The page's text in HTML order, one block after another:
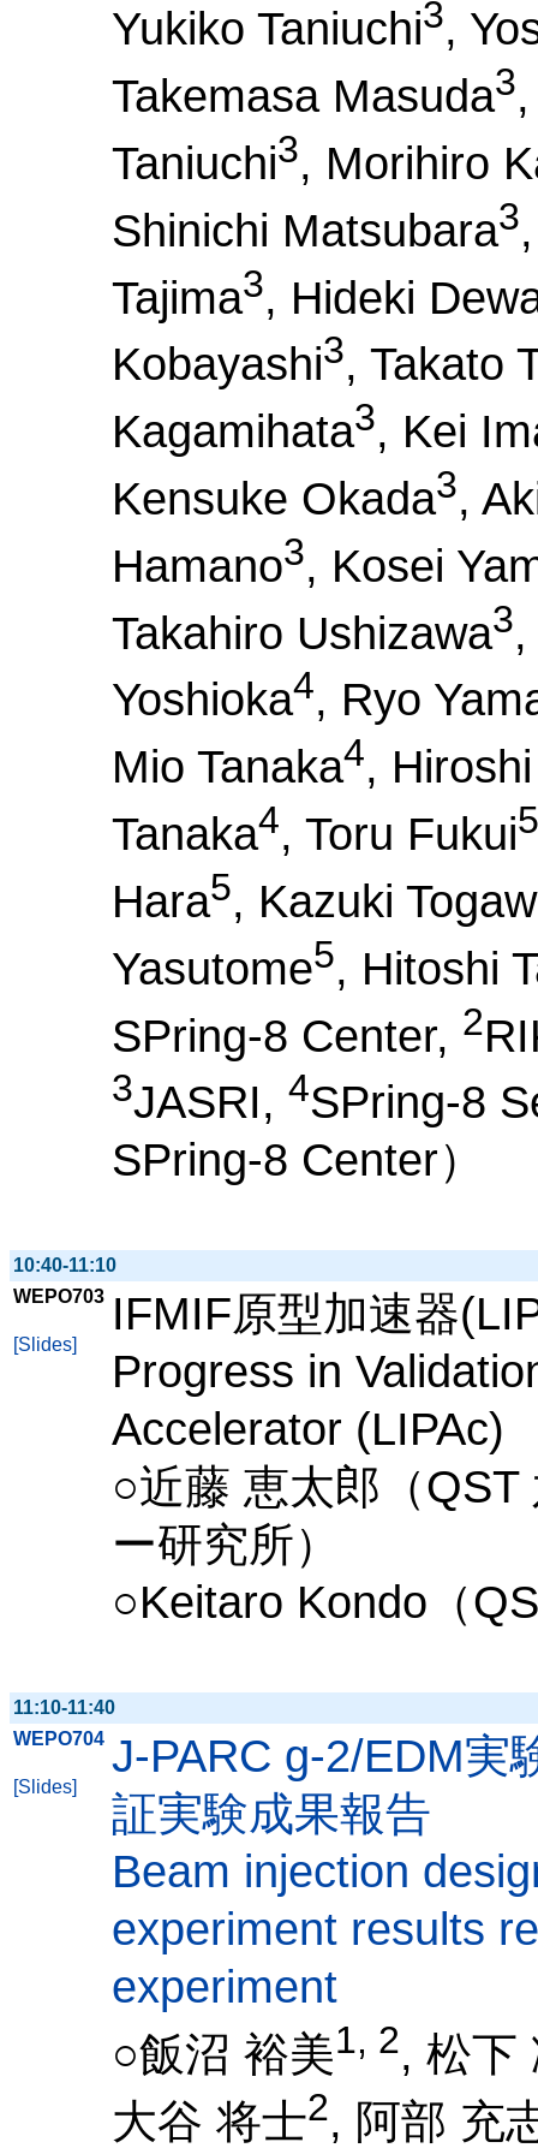
Yukiko Taniuchi3,
Takemasa Masuda3
Taniuchi3, Morihiro
Shinichi Matsubara3
Tajima3, Hideki
Kobayashi3, Takato
Kagamihata3, Kei
Kensuke Okada3,
Hamano3, Kosei
Takahiro Ushizawa3
Yoshioka4, Ryo
Mio Tanaka4,
Tanaka4, Toru Fukui5
Hara5, Kazuki
Yasutome5, Hitoshi
SPring-8 Center, 2
3JASRI, 4SPring-8
SPring-8 Center）
10:40-11:10
WEPO703
[Slides]
IFMIF原型加速器
Progress in
Accelerator (LIPAc)
○近藤 恵太郎（
ー研究所）
○Keitaro Kondo（
11:10-11:40
WEPO704
[Slides]
J-PARC g-2/EDM実
証実験成果報告
Beam injection
experiment results
experiment
○飯沼 裕美1, 2, 松下
大谷 将士2, 阿部 充